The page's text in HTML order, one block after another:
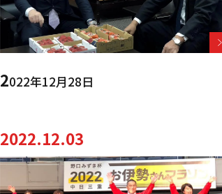
2022年12月28日
2022.12.03